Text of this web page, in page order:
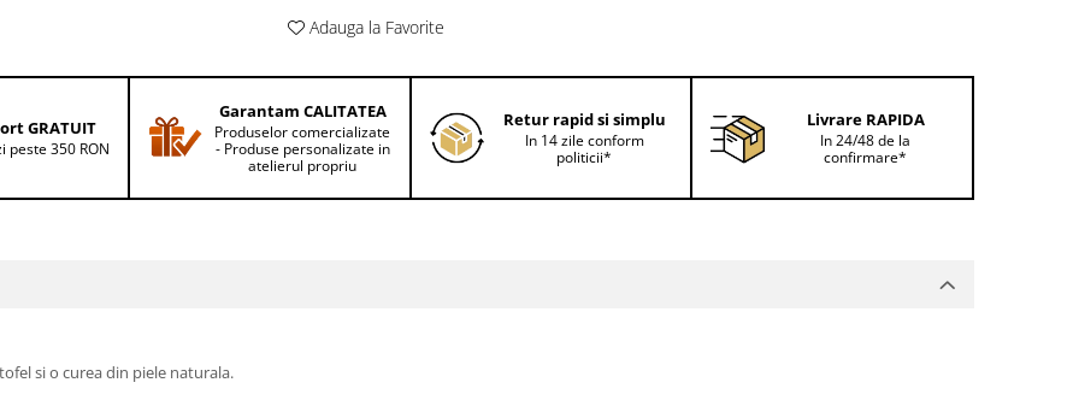
Adauga la Favorite
GRATUIT
peste 350 RON
Garantam CALITATEA
Produselor comercializate
- Produse personalizate in
atelierul propriu
Retur rapid si simplu
In 14 zile conform
politicii*
Livrare RAPIDA
In 24/48 de la
confirmare*
si o curea din piele naturala.